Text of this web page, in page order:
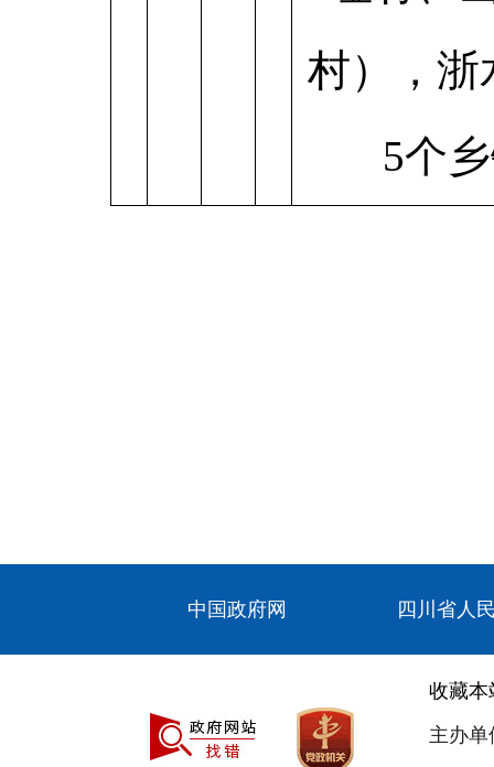
村），浙
5个
中国政府网 四川省人
收藏本
主办